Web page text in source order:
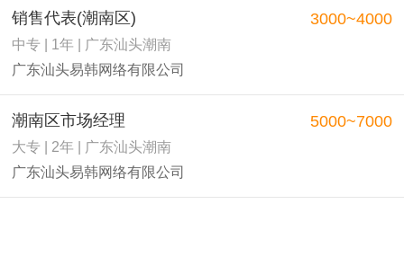
销售代表(潮南区)
中专 | 1年 | 广东汕头潮南
广东汕头易韩网络有限公司
3000~4000
潮南区市场经理
大专 | 2年 | 广东汕头潮南
广东汕头易韩网络有限公司
5000~7000